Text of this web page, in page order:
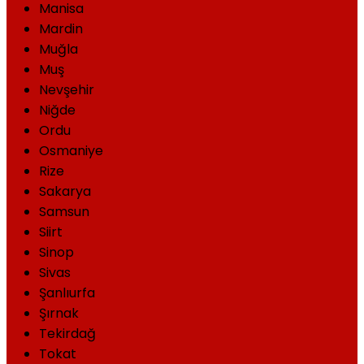
Manisa
Mardin
Muğla
Muş
Nevşehir
Niğde
Ordu
Osmaniye
Rize
Sakarya
Samsun
Siirt
Sinop
Sivas
Şanlıurfa
Şırnak
Tekirdağ
Tokat